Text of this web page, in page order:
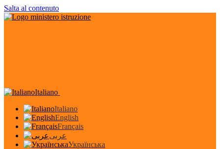
Salta al contenuto
Italiano
Italiano
English
Français
عربى
Українська